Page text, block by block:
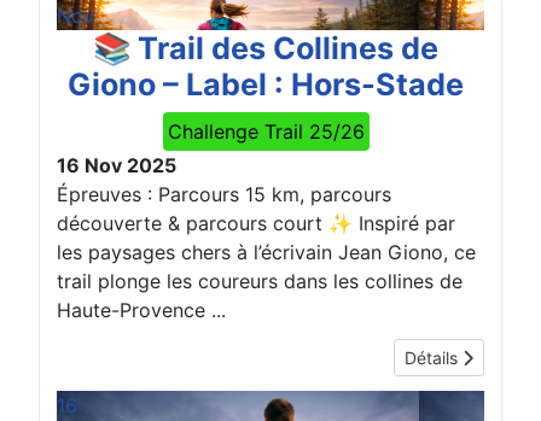
Nov
📚 Trail des Collines de
Giono – Label : Hors-Stade
Challenge Trail 25/26
16 Nov 2025
Épreuves : Parcours 15 km, parcours
découverte & parcours court ✨ Inspiré par
les paysages chers à l’écrivain Jean Giono, ce
trail plonge les coureurs dans les collines de
Haute-Provence ...
Détails
16